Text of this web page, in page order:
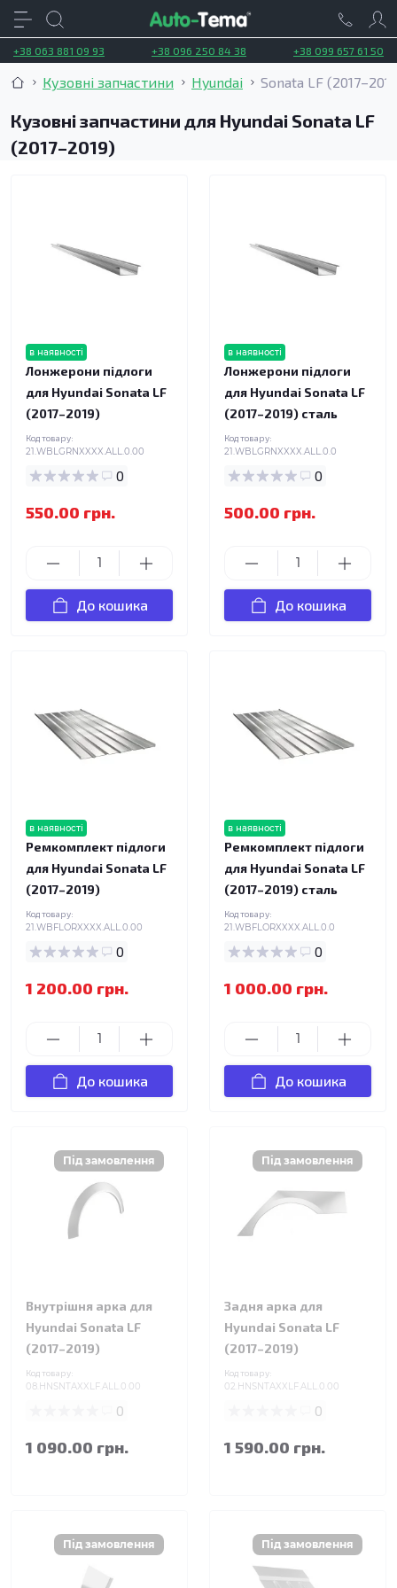
+38 063 881 09 93 +38 096 250 84 38 +38 099 657 61 50
Кузовні запчастини Hyundai Sonata LF
Кузовні запчастини для Hyundai Sonata LF
(2017–2019)
в наявності
Лонжерони підлоги
для Hyundai Sonata LF
(2017–2019)
Код товару:
21.WBLGRNXXXX.ALL.0.00
0
550.00 грн.
До кошика
в наявності
Лонжерони підлоги
для Hyundai Sonata LF
(2017–2019) сталь
Код товару:
21.WBLGRNXXXX.ALL.0.0
0
500.00 грн.
До кошика
в наявності
Ремкомплект підлоги
для Hyundai Sonata LF
(2017–2019)
Код товару:
21.WBFLORXXXX.ALL.0.00
0
1 200.00 грн.
До кошика
в наявності
Ремкомплект підлоги
для Hyundai Sonata LF
(2017–2019) сталь
Код товару:
21.WBFLORXXXX.ALL.0.0
0
1 000.00 грн.
До кошика
Внутрішня арка для
Hyundai Sonata LF
(2017–2019)
Код товару:
08.HNSNTAXXLF.ALL.0.00
0
1 090.00 грн.
Задня арка для
Hyundai Sonata LF
(2017–2019)
Код товару:
02.HNSNTAXXLF.ALL.0.00
0
1 590.00 грн.